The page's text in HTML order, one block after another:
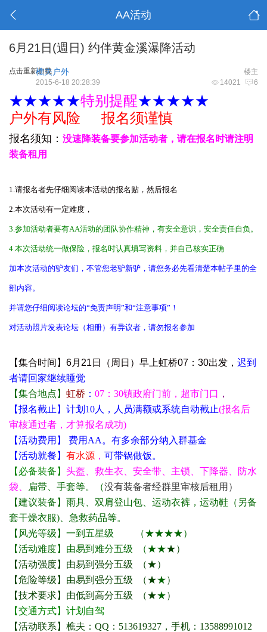
AA活动
6月21日(週日) 约伴黄金溪瀑降活动
点击重新加载 楼主
樵夫户外
14021 6
2015-6-18 20:28:39
★★★★★特别提醒★★★★★
户外有风险 报名须谨慎
报名须知： 没速降装备要参加活动者，请在报名时请注明
装备租用
1.请报名者先仔细阅读本活动的报名贴，然后报名
2.本次活动有一定难度 ，
3.参加活动者要有AA活动的团队协作精神，有安全意识，安全责任自负。
4.本次活动统一做保险，报名时认真填写资料，并自己核实正确
加本次活动的驴友们，不管您老驴新驴，请您务必先看清楚本帖子里的全
部内容。
并请您仔细阅读论坛的“免责声明”和“注意事项”！
对活动照片发表论坛（相册）有异议者，请勿报名参加
【集合时间】6月21日（周日）早上虹桥07：30出发， 迟到
者请回家继续睡觉
【集合地点】 虹桥 ： 07：30镇政府门前，超市门口 ，
【报名截止】计划10人，人员满额或系统自动截止(报名后
审核通过者，才算报名成功)
【活动费用】 费用AA。有多余部分纳入群基金
【活动就餐】 有水源 ， 可带锅做饭。
【必备装备】 头盔、救生衣、安全带、主锁、下降器、防水
袋、
扁带、手套等。（没有装备者经群里审核后租用）
【建议装备】雨具、双肩登山包、运动衣裤，运动鞋（另备
套干燥衣服) 、急救药品等。
【风光等级】一到五星级
（★★★★）
【活动难度】由易到难分五级 （★★★）
【活动强度】由易到强分五级 （★）
【危险等级】由易到强分五级 （★★）
【技术要求】由低到高分五级 （★★）
【交通方式】计划自驾
【活动联系】樵夫：QQ：513619327，手机：13588991012